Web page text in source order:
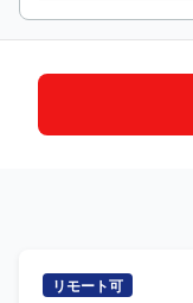
リモート可